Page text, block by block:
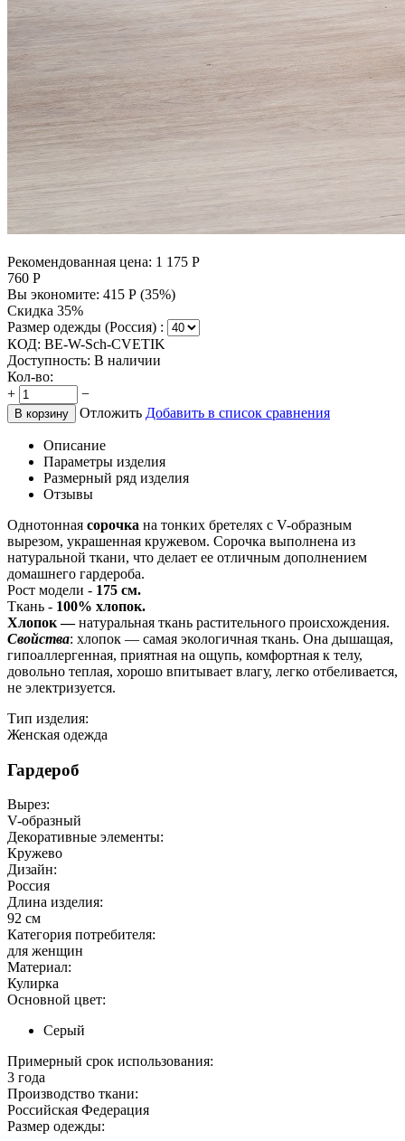
Рекомендованная цена: 1 175 Р
760 Р
Вы экономите: 415 Р (35%)
Скидка 35%
Размер одежды (Россия) :
КОД: BE-W-Sch-CVETIK
Доступность: В наличии
Кол-во:
+
−
В корзину Отложить Добавить в список сравнения
Описание
Параметры изделия
Размерный ряд изделия
Отзывы
Однотонная сорочка на тонких бретелях с V-образным
вырезом, украшенная кружевом. Сорочка выполнена из
натуральной ткани, что делает ее отличным дополнением
домашнего гардероба.
Рост модели - 175 см.
Ткань - 100% хлопок.
Хлопок —натуральная ткань растительного происхождения.
Свойства: хлопок — самая экологичная ткань. Она дышащая,
гипоаллергенная, приятная на ощупь, комфортная к телу,
довольно теплая, хорошо впитывает влагу, легко отбеливается,
не электризуется.
Тип изделия:
Женская одежда
Гардероб
Вырез:
V-образный
Декоративные элементы:
Кружево
Дизайн:
Россия
Длина изделия:
92 см
Категория потребителя:
для женщин
Материал:
Кулирка
Основной цвет:
Серый
Примерный срок использования:
3 года
Производство ткани:
Российская Федерация
Размер одежды: